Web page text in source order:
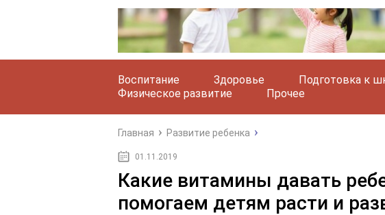
Воспитание Здоровье Подготовка к
Физическое развитие
Прочее
Главная Развитие ребенка
01.11.2019
Какие витамины давать
помогаем детям расти и